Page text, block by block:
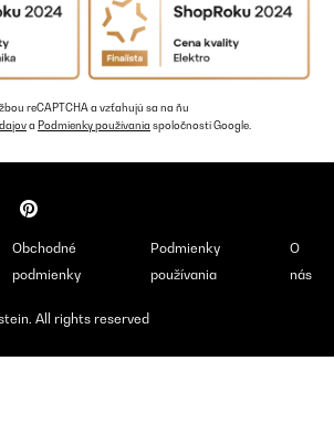
reCAPTCHA a vzťahujú sa na ňu
a Podmienky používania spoločnosti Google.
Obchodné
podmienky
Podmienky
používania
O
nás
All rights reserved